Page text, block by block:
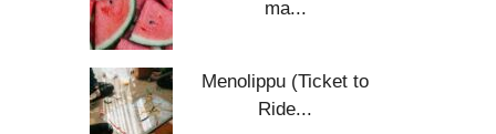
ma...
Menolippu (Ticket to
Ride...